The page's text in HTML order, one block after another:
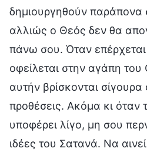
δημιουργηθούν παράπονα
αλλιώς ο Θεός δεν θα
πάνω σου. Όταν
οφείλεται στην αγάπη
αυτήν βρίσκονται σίγουρα
προθέσεις. Ακόμα κι όταν
υποφέρει λίγο, μη σου
ιδέες του Σατανά. Να